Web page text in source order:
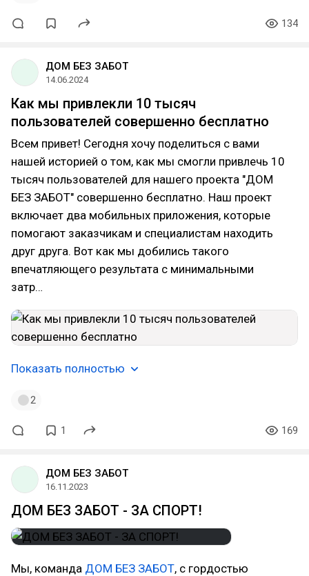
134
ДОМ БЕЗ ЗАБОТ
14.06.2024
Как мы привлекли 10 тысяч
пользователей совершенно бесплатно
Всем привет! Сегодня хочу поделиться с вами
нашей историей о том, как мы смогли привлечь 10
тысяч пользователей для нашего проекта "ДОМ
БЕЗ ЗАБОТ" совершенно бесплатно. Наш проект
включает два мобильных приложения, которые
помогают заказчикам и специалистам находить
друг друга. Вот как мы добились такого
впечатляющего результата с минимальными
затр…
Показать полностью
2
1 169
ДОМ БЕЗ ЗАБОТ
16.11.2023
ДОМ БЕЗ ЗАБОТ - ЗА СПОРТ!
Мы, команда ДОМ БЕЗ ЗАБОТ, с гордостью